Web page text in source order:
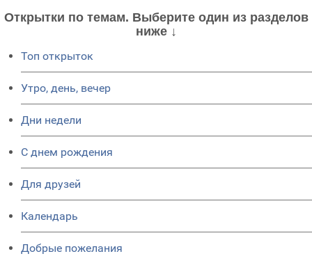
Открытки по темам. Выберите один из разделов
ниже ↓
Топ открыток
Утро, день, вечер
Дни недели
C днем рождения
Для друзей
Календарь
Добрые пожелания